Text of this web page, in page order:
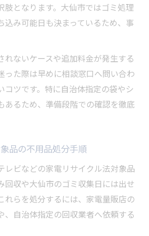
肢となります。大仙市ではゴミ処理
込み可能日も決まっているため、事
れないケースや追加料金が発生する
った際は早めに相談窓口へ問い合わ
コツです。特に自治体指定の袋やシ
あるため、準備段階での確認を徹底
品の不用品処分手順
レビなどの家電リサイクル法対象品
回収や大仙市のゴミ収集日には出せ
れらを処分するには、家電量販店の
、自治体指定の回収業者へ依頼する